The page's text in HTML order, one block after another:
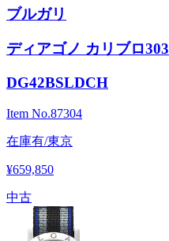
ブルガリ
ディアゴノ カリブロ303
DG42BSLDCH
Item No.87304
在庫有/東京
¥659,850
中古